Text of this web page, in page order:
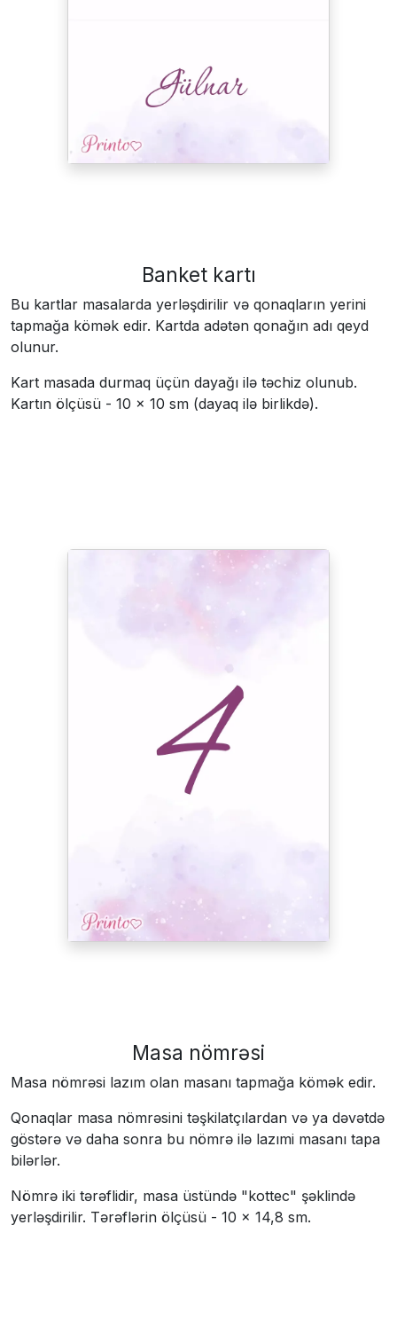
Banket kartı
Bu kartlar masalarda yerləşdirilir və qonaqların yerini
tapmağa kömək edir. Kartda adətən qonağın adı qeyd
olunur.
Kart masada durmaq üçün dayağı ilə təchiz olunub.
Kartın ölçüsü - 10 × 10 sm (dayaq ilə birlikdə).
Masa nömrəsi
Masa nömrəsi lazım olan masanı tapmağa kömək edir.
Qonaqlar masa nömrəsini təşkilatçılardan və ya dəvətdə
göstərə və daha sonra bu nömrə ilə lazımi masanı tapa
bilərlər.
Nömrə iki tərəflidir, masa üstündə "kottec" şəklində
yerləşdirilir. Tərəflərin ölçüsü - 10 × 14,8 sm.